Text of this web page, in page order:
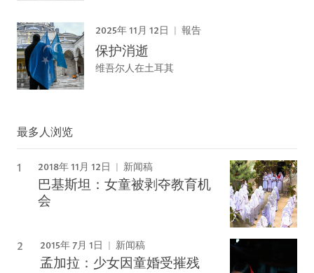
2025年 11月 12日 報告
保护消逝
维吾尔人在土耳其
最多人浏览
2018年 11月 12日 新闻稿
巴基斯坦：女童被剥夺教育机
会
2015年 7月 1日 新闻稿
孟加拉：少女因童婚受摧残